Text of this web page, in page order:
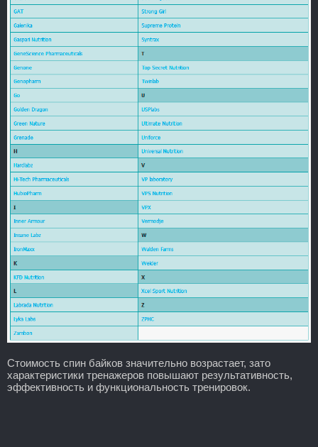
Стоимость спин байков значительно возрастает, зато
характеристики тренажеров повышают результативность,
эффективность и функциональность тренировок.